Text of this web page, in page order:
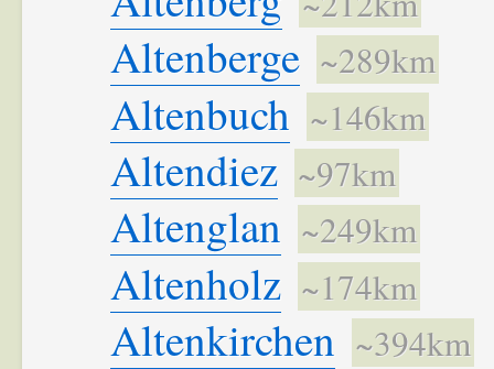
Altenberge ~289km
Altenbuch ~146km
Altendiez ~97km
Altenglan ~249km
Altenholz ~174km
Altenkirchen ~394km